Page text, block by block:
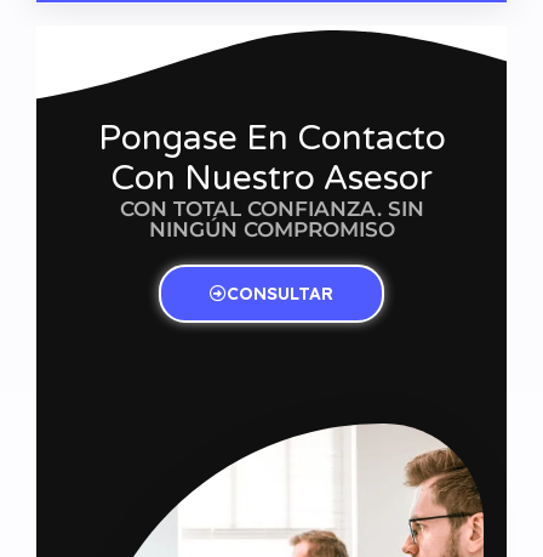
Pongase En Contacto
Con Nuestro Asesor
CON TOTAL CONFIANZA. SIN
NINGÚN COMPROMISO
CONSULTAR